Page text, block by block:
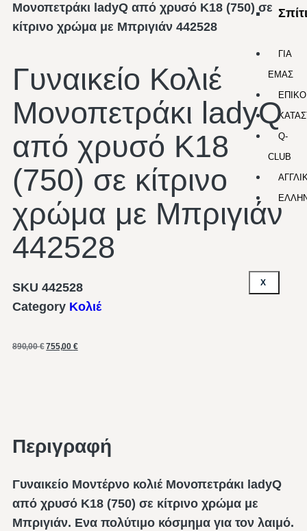
ΓΙΑ
ΕΜΑΣ
Q-
CLUB
X
Μονοπετράκι ladyQ από χρυσό Κ18 (750) σε
κίτρινο χρώμα με Μπριγιάν 442528
Γυναικείο Κολιέ
Μονοπετράκι ladyQ
από χρυσό Κ18
(750) σε κίτρινο
χρώμα με Μπριγιάν
442528
SKU 442528
Category Κολιέ
890,00€ 755,00 €
Περιγραφή
Γυναικείο Μοντέρνο κολιέ Μονοπετράκι ladyQ
από χρυσό Κ18 (750) σε κίτρινο χρώμα με
Μπριγιάν. Ενα πολύτιμο κόσμημα για τον λαιμό.